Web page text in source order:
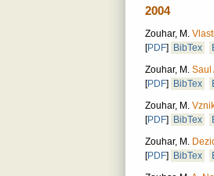
2004
Zouhar, M.
[PDF] BibTex
Zouhar, M. Saul
[PDF] BibTex
Zouhar, M.
[PDF] BibTex
Zouhar, M.
[PDF] BibTex